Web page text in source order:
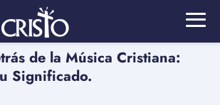
de la Música Cristiana:
Significado.